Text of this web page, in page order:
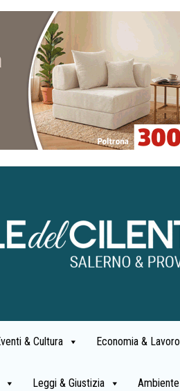
& Cultura Economia & Lavoro
Leggi & Giustizia Ambiente